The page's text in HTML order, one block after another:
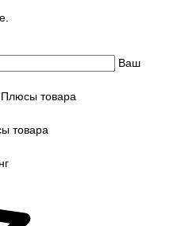
Ваш
Плюсы товара
товара